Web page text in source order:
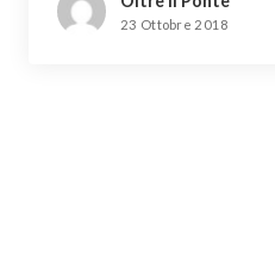
23 Ottobre 2018